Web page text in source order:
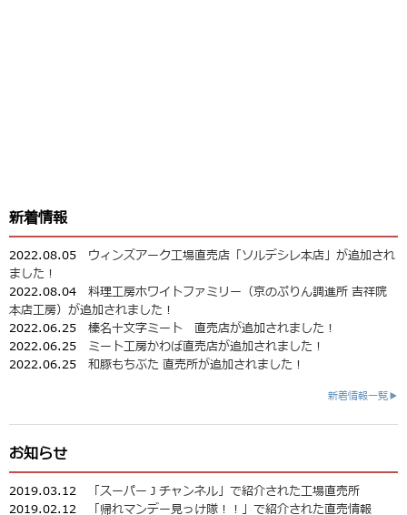
新着情報
2022.08.05 ウィンズアーク工場直売店「ソルデシレ本店」が追加され
ました！
2022.08.04 料理工房ホワイトファミリー（京のぷりん調進所 吉祥院
本店工房）が追加されました！
2022.06.25 榛名十文字ミート 直売店が追加されました！
2022.06.25 ミート工房かわば直売店が追加されました！
2022.06.25 和豚もちぶた 直売所が追加されました！
新着情報一覧▶
お知らせ
2019.03.12
「スーパーＪチャンネル」で紹介された工場直売所
2019.02.12
「帰れマンデー見っけ隊！！」で紹介された直売情報